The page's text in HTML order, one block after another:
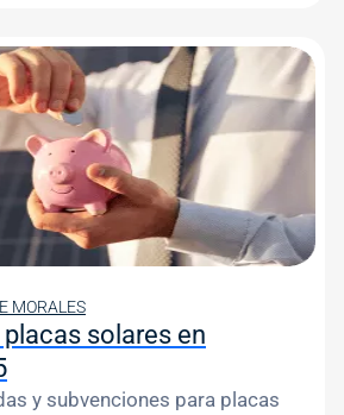
MORALES
solares en
y subvenciones para placas